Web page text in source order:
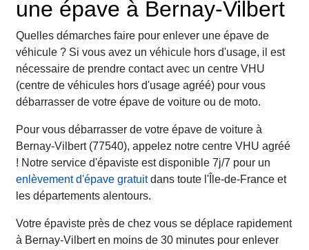
une épave à Bernay-Vilbert
Quelles démarches faire pour enlever une épave de
véhicule ? Si vous avez un véhicule hors d'usage, il est
nécessaire de prendre contact avec un centre VHU
(centre de véhicules hors d'usage agréé) pour vous
débarrasser de votre épave de voiture ou de moto.
Pour vous débarrasser de votre épave de voiture à
Bernay-Vilbert (77540), appelez notre centre VHU agréé
! Notre service d'épaviste est disponible 7j/7 pour un
enlèvement d'épave gratuitdans toute l'Île-de-France et
les départements alentours.
Votre épaviste près de chez vous se déplace rapidement
à Bernay-Vilbert en moins de 30 minutes pour enlever